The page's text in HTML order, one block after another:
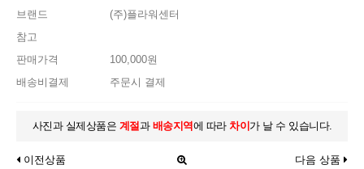
브랜드
(주)플라워센터
참고
판매가격
100,000원
배송비결제
주문시 결제
사진과 실제상품은 계절과 배송지역에 따라 차이 가 날 수 있습니다.
이전상품 다음 상품